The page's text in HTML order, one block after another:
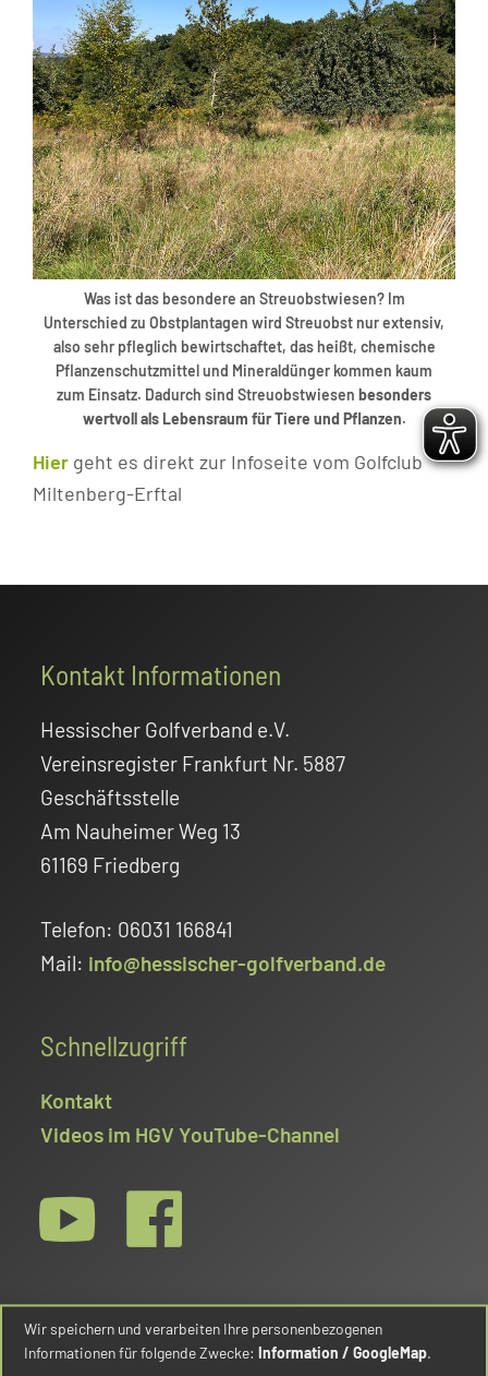
Was ist das besondere an Streuobstwiesen? Im
Unterschied zu Obstplantagen wird Streuobst nur extensiv,
also sehr pfleglich bewirtschaftet, das heißt, chemische
Pflanzenschutzmittel und Mineraldünger kommen kaum
zum Einsatz. Dadurch sind Streuobstwiesen besonders
wertvoll als Lebensraum für Tiere und Pflanzen.
Hier geht es direkt zur Infoseite vom Golfclub
Miltenberg-Erftal
FooterKontakt Informationen
Hessischer Golfverband e.V.
Vereinsregister Frankfurt Nr. 5887
Geschäftsstelle
Am Nauheimer Weg 13
61169 Friedberg
Telefon: 06031 166841
Mail: info@hessischer-golfverband.de
Schnellzugriff
Kontakt
Videos im HGV YouTube-Channel
© Hessischer Golfverband e.V. 2026
Wir speichern und verarbeiten Ihre personenbezogenen
Informationen für folgende Zwecke: Information / GoogleMap.